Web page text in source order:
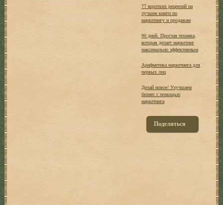
77 коротких рецензий на
лучшие книги по
маркетингу и продажам
90 дней. Простая техника,
которая делает маркетинг
максимально эффективным
Арифметика маркетинга для
первых лиц
Делай новое! Улучшаем
бизнес с помощью
маркетинга
Поделиться